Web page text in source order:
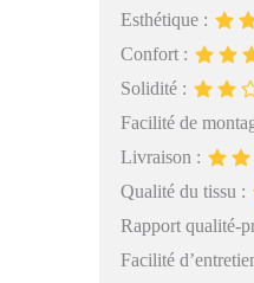
Esthétique :
Confort :
Solidité :
Facilité de
Livraison :
Qualité du tissu :
Rapport qualité-
Facilité